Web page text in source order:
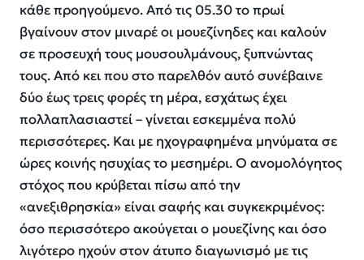
κάθε προηγούμενο. Από τις 05.30 το πρωί
βγαίνουν στον μιναρέ οι μουεζίνηδες και καλούν
σε προσευχή τους μουσουλμάνους, ξυπνώντας
τους. Από κει που στο παρελθόν αυτό συνέβαινε
δύο έως τρεις φορές τη μέρα, εσχάτως έχει
πολλαπλασιαστεί – γίνεται εσκεμμένα πολύ
περισσότερες. Και με ηχογραφημένα μηνύματα σε
ώρες κοινής ησυχίας το μεσημέρι. Ο ανομολόγητος
στόχος που κρύβεται πίσω από την
«ανεξιθρησκία» είναι σαφής και συγκεκριμένος:
όσο περισσότερο ακούγεται ο μουεζίνης και όσο
λιγότερο ηχούν στον άτυπο διαγωνισμό με τις